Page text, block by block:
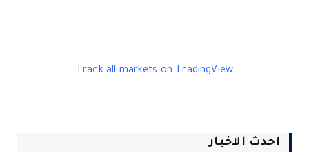
Track all markets on TradingView
احدث الاخبار